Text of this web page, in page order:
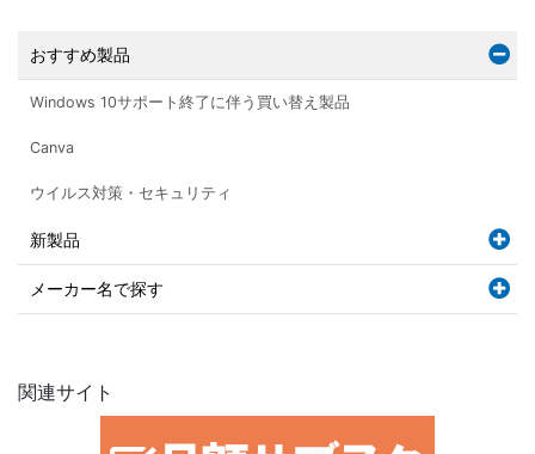
おすすめ製品
Windows 10サポート終了に伴う買い替え製品
Canva
ウイルス対策・セキュリティ
新製品
メーカー名で探す
関連サイト